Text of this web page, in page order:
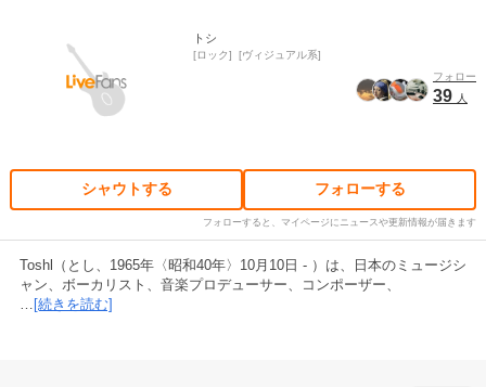
トシ
ロック
ヴィジュアル系
フォロー
39 人
シャウトする フォローする
フォローすると、マイページにニュースや更新情報が届きます
Toshl（とし、1965年〈昭和40年〉10月10日 - ）は、日本のミュージシ
ャン、ボーカリスト、音楽プロデューサー、コンポーザー、
… [続きを読む]